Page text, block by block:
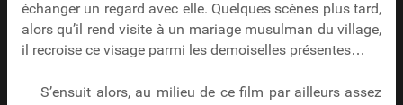
échanger un regard avec elle. Quelques scènes plus tard,
alors qu’il rend visite à un mariage musulman du village,
il recroise ce visage parmi les demoiselles présentes…
S’ensuit alors, au milieu de ce film par ailleurs assez